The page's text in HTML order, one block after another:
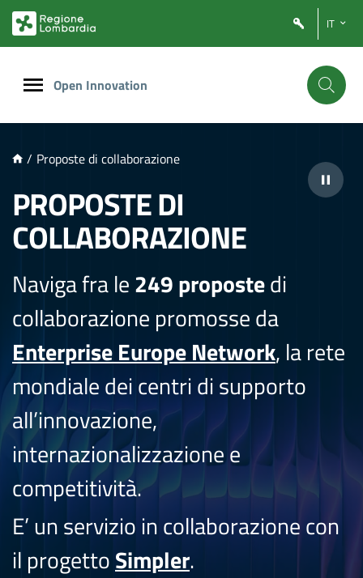
PRINCIPALE
IT
Open Innovation
/ Proposte di collaborazione
PROPOSTE DI
COLLABORAZIONE
Naviga fra le249 propostedi
collaborazione promosse da
Enterprise Europe Network, la rete
mondiale dei centri di supporto
all’innovazione,
internazionalizzazione e
competitività.
E’ un servizio in collaborazione con
il progettoSimpler.